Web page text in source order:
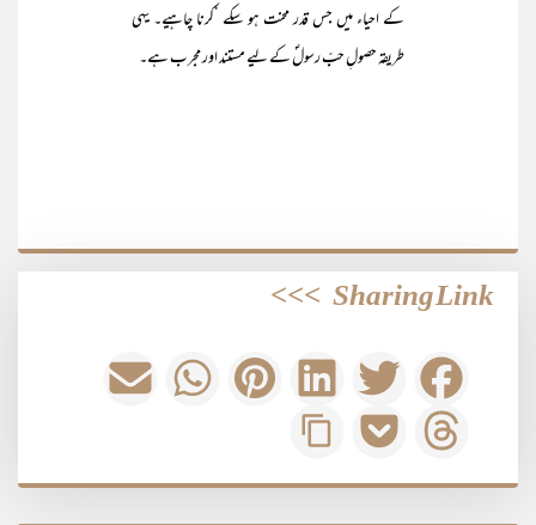
کے احیاء میں جس قدر محنت ہو سکے ‘کرنا چاہیے۔ یہی
طریقہ حصولِ حبِّ رسولؐ کے لیے مستند اور مجرب ہے۔
Sharing Link
>>>